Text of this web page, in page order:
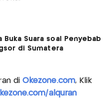
Buka Suara soal Penyebab
di Sumatera
diOkezone.com, Klik
alquran